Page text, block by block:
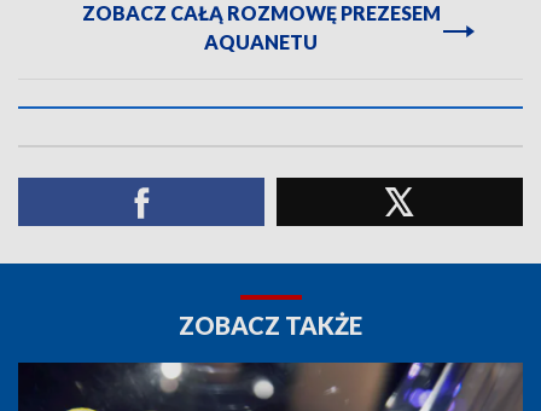
ZOBACZ CAŁĄ ROZMOWĘ PREZESEM
AQUANETU
ZOBACZ TAKŻE